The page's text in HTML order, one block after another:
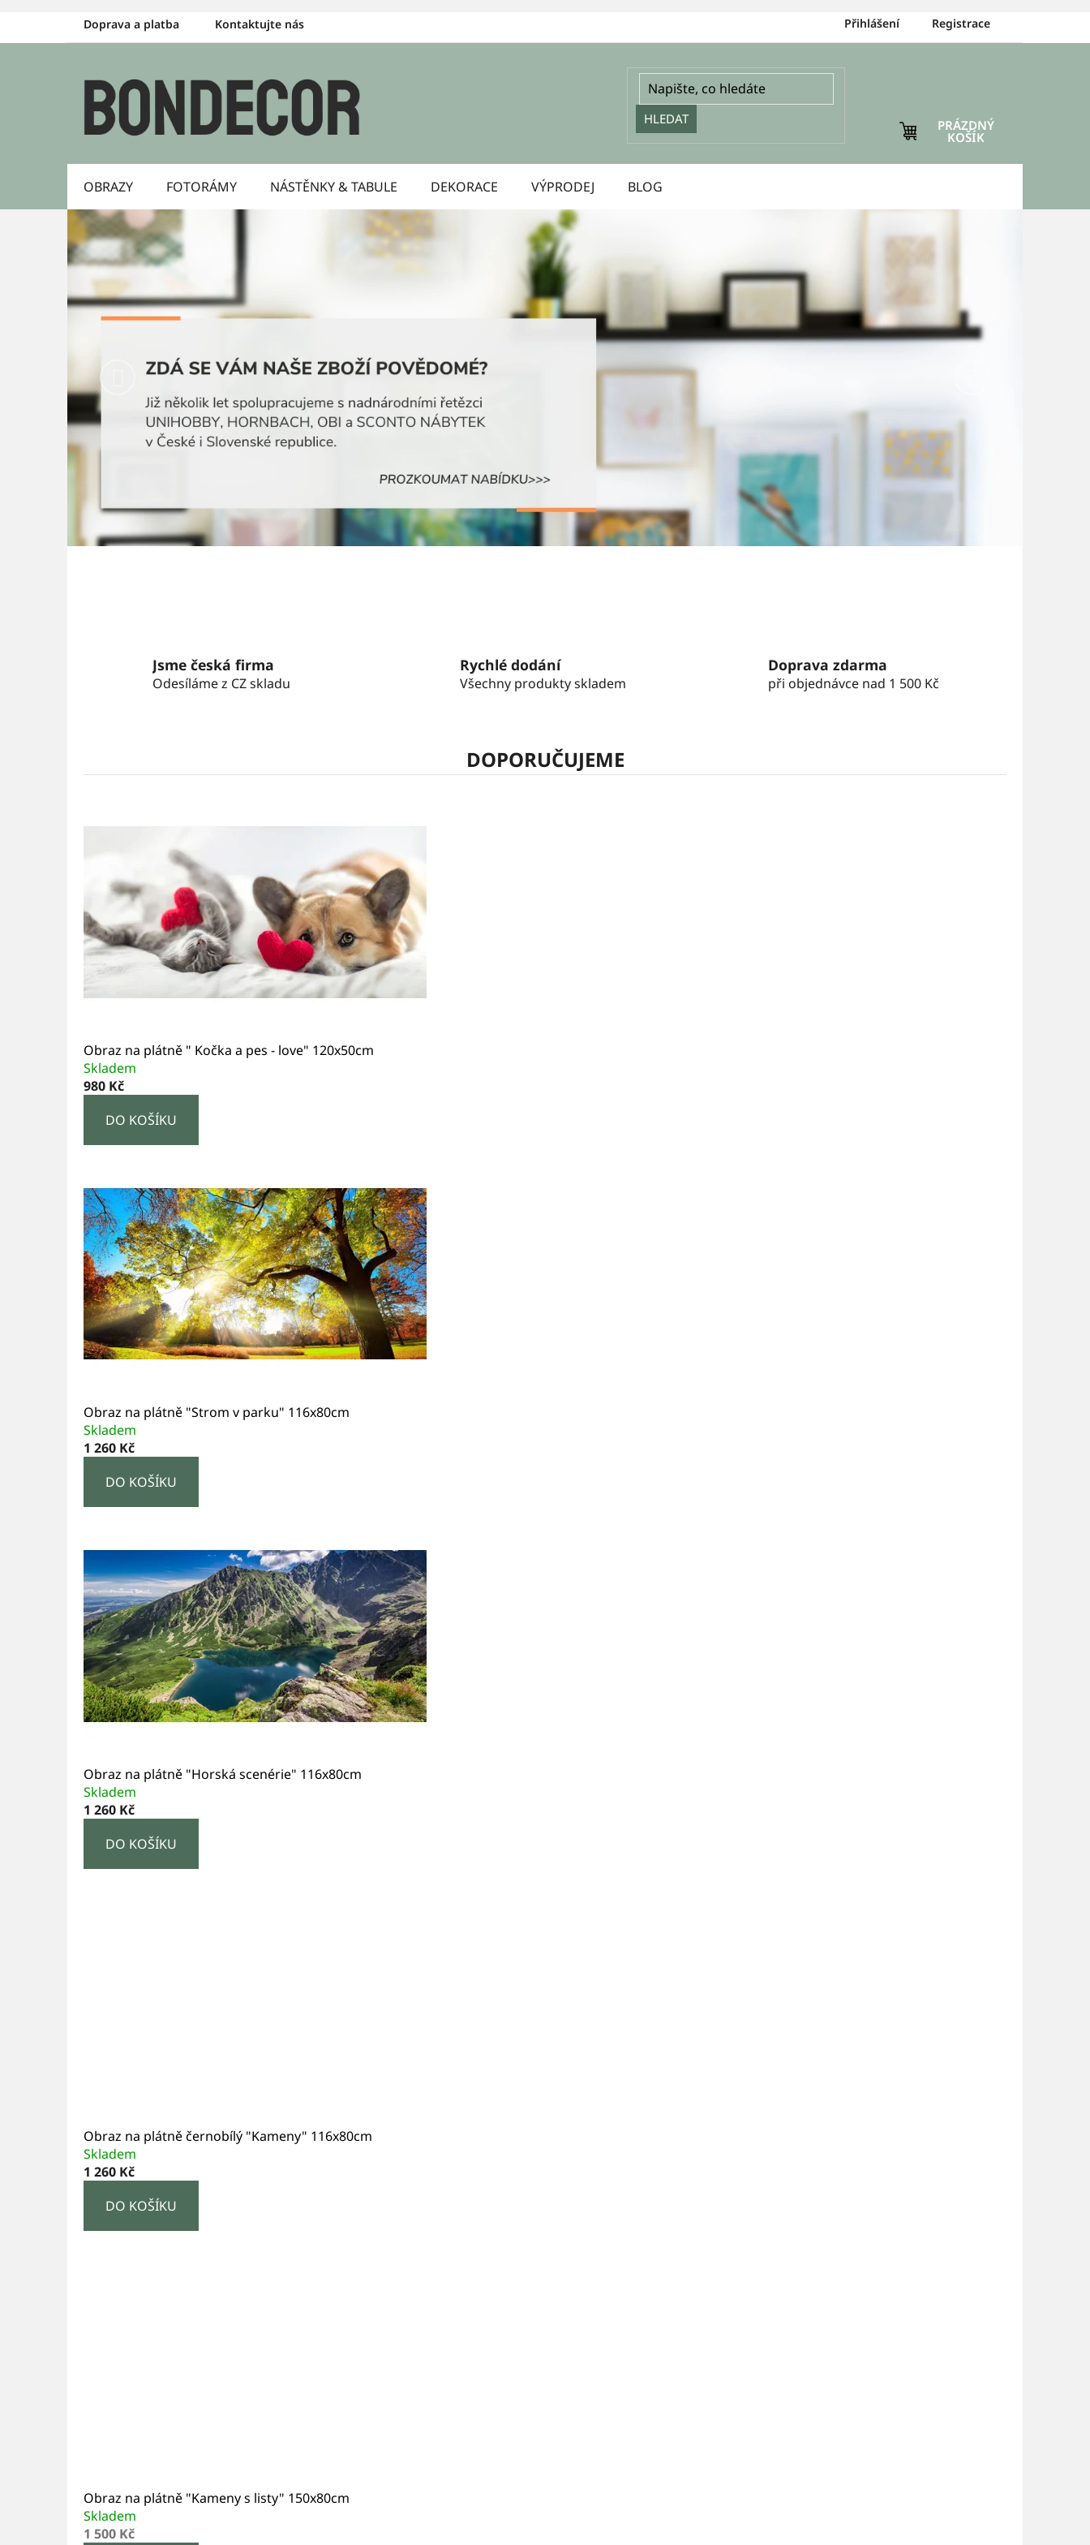
obsah
Doprava a platba Kontaktujte nás Přihlášení Registrace
HLEDAT
NÁKUPNÍ
PRÁZDNÝ
KOŠÍK
OBRAZY FOTORÁMY NÁSTĚNKY & TABULE DEKORACE VÝPRODEJ BLOG
Předchozí
Jsme česká firma
Odesíláme z CZ skladu
Rychlé dodání
Všechny produkty skladem
Doprava zdarma
při objednávce nad 1 500 Kč
DOPORUČUJEME
Obraz na plátně " Kočka a pes - love" 120x50cm
Skladem
980 Kč
DO KOŠÍKU
Obraz na plátně "Strom v parku" 116x80cm
Skladem
1 260 Kč
DO KOŠÍKU
Obraz na plátně "Horská scenérie" 116x80cm
Skladem
1 260 Kč
DO KOŠÍKU
Obraz na plátně černobílý "Kameny" 116x80cm
Skladem
1 260 Kč
DO KOŠÍKU
Obraz na plátně "Kameny s listy" 150x80cm
Skladem
1 500 Kč